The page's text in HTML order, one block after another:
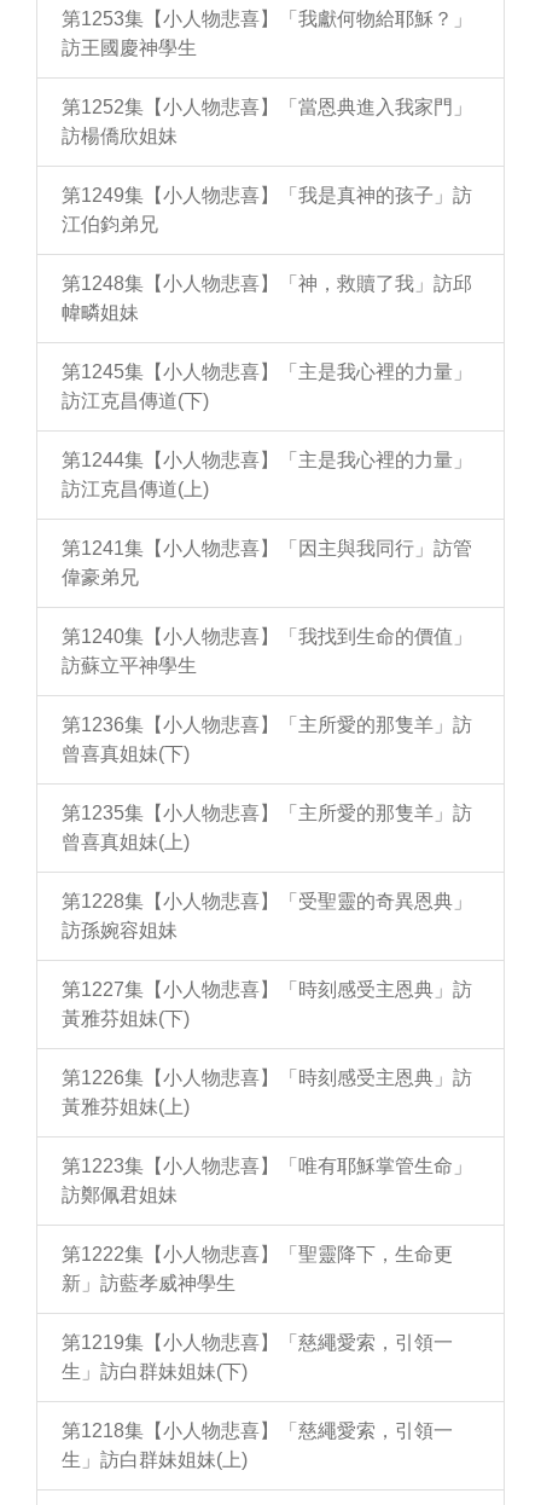
第1253集【小人物悲喜】「我獻何物給耶穌？」
訪王國慶神學生
第1252集【小人物悲喜】「當恩典進入我家門」
訪楊僑欣姐妹
第1249集【小人物悲喜】「我是真神的孩子」訪
江伯鈞弟兄
第1248集【小人物悲喜】「神，救贖了我」訪邱
幃疄姐妹
第1245集【小人物悲喜】「主是我心裡的力量」
訪江克昌傳道(下)
第1244集【小人物悲喜】「主是我心裡的力量」
訪江克昌傳道(上)
第1241集【小人物悲喜】「因主與我同行」訪管
偉豪弟兄
第1240集【小人物悲喜】「我找到生命的價值」
訪蘇立平神學生
第1236集【小人物悲喜】「主所愛的那隻羊」訪
曾喜真姐妹(下)
第1235集【小人物悲喜】「主所愛的那隻羊」訪
曾喜真姐妹(上)
第1228集【小人物悲喜】「受聖靈的奇異恩典」
訪孫婉容姐妹
第1227集【小人物悲喜】「時刻感受主恩典」訪
黃雅芬姐妹(下)
第1226集【小人物悲喜】「時刻感受主恩典」訪
黃雅芬姐妹(上)
第1223集【小人物悲喜】「唯有耶穌掌管生命」
訪鄭佩君姐妹
第1222集【小人物悲喜】「聖靈降下，生命更
新」訪藍孝威神學生
第1219集【小人物悲喜】「慈繩愛索，引領一
生」訪白群妹姐妹(下)
第1218集【小人物悲喜】「慈繩愛索，引領一
生」訪白群妹姐妹(上)